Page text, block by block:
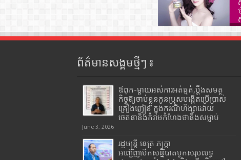
ព័ត៌មានសង្គមថ្មីៗ ៖
ឪពុក-ម្ដាយអស់ការអត់ធ្មត់,ប្ដឹងសមត្ថ
កិច្ចឱ្យចាប់ខ្លួនកូនប្រុសបង្កើតប្រើប្រាស់
គ្រឿងញៀន ក្នុងករណីហិង្សាដោយ
ចេតនានិងគំរាមកំហែងថានឹងសម្លាប់
June 3, 2026
រដ្ឋមន្រ្តី​ នេត្រ​ ភក្ត្រា​
អញ្ជើញបើកសន្និបាតបូកសរុបលទ្ធ